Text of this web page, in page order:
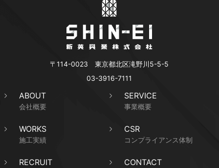
〒114-0023 東京都北区滝野川5-5-5
03-3916-7111
ABOUT
会社概要
SERVICE
事業概要
WORKS
施工実績
CSR
コンプライアンス体制
RECRUIT CONTACT